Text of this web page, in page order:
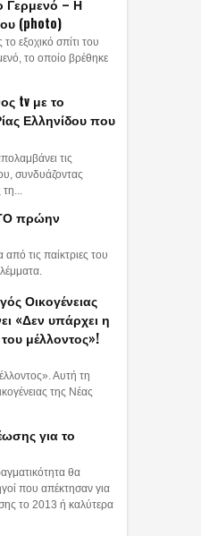
Γερμενό – Η
(photo)
εξοχικό σπίτι του
το οποίο βρέθηκε
tv με το
Ελληνίδου που
τις
συνδυάζοντας
πρώην
τις παίκτριες του
Οικογένειας
«Δεν υπάρχει η
μέλλοντος»!
Αυτή τη
της Νέας
για το
θα
που απέκτησαν για
το 2013 ή καλύτερα